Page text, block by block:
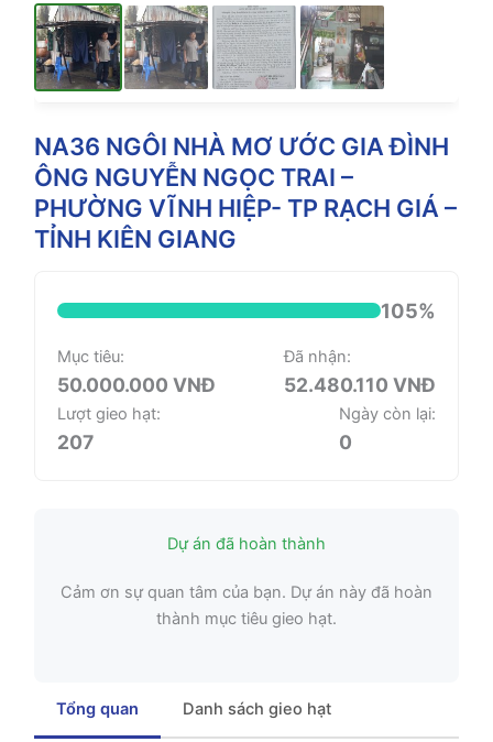
NA36 NGÔI NHÀ MƠ ƯỚC GIA ĐÌNH
ÔNG NGUYỄN NGỌC TRAI –
PHƯỜNG VĨNH HIỆP- TP RẠCH GIÁ –
TỈNH KIÊN GIANG
105%
Mục tiêu:
50.000.000 VNĐ
Đã nhận:
52.480.110 VNĐ
Lượt gieo hạt:
207
Ngày còn lại:
0
Dự án đã hoàn thành
Cảm ơn sự quan tâm của bạn. Dự án này đã hoàn
thành mục tiêu gieo hạt.
Tổng quan Danh sách gieo hạt